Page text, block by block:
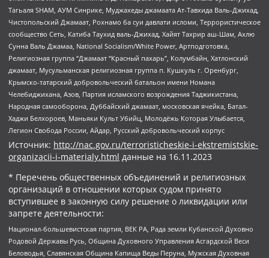
Тагьаля SHAM, АУМ Синрике, Муджахеды джамаата Ат-Тавхида Валь-Джихад,
Чистопольский Джамаат, Рохнамо ба суи давлати исломи, Террористическое
сообщество Сеть, Катиба Таухид валь-Джихад, Хайят Тахрир аш-Шам, Ахлю
Сунна Валь Джамаа, National Socialism/White Power, Артподготовка,
Религиозная группа “Джамаат “Красный пахарь”, Колумбайн, Хатлонский
джамаат, Мусульманская религиозная группа п. Кушкуль г. Оренбург,
Крымско-татарский добровольческий батальон имени Номана
Челебиджихана, Азов, Партия исламского возрождения Таджикистана,
Народная самооборона, Дуббайский джамаат, московская ячейка, Батал-
Хаджи Белхороев, Маньяки Культ Убийц, Молодёжь Которая Улыбается,
Легион Свобода России, Айдар, Русский добровольческий корпус
Источник: http://nac.gov.ru/terroristicheskie-i-ekstremistskie-
organizacii-i-materialy.html данные на 16.11.2023
* Перечень общественных объединений и религиозных
организаций в отношении которых судом принято
вступившее в законную силу решение о ликвидации или
запрете деятельности:
Национал-большевистская партия, ВЕК РА, Рада земли Кубанской Духовно
Родовой Державы Русь, Община Духовного Управления Асгардской Веси
Беловодья, Славянская Община Капища Веды Перуна, Мужская Духовная